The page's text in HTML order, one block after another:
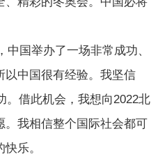
国举办了一场非常成功、
以中国很有经验。我坚信
。借此机会，我想向2022北
。我相信整个国际社会都可
乐。